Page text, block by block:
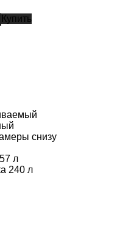
Купить
снизу
л
240 л